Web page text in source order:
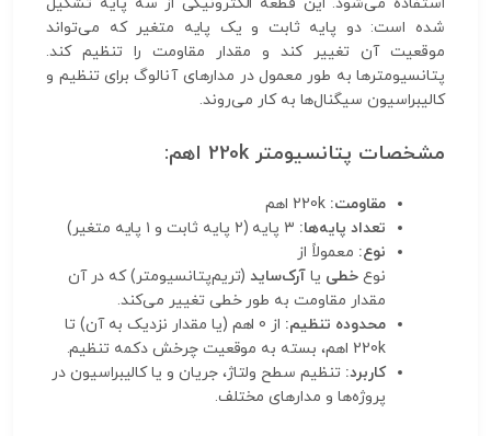
استفاده می‌شود. این قطعه الکترونیکی از سه پایه تشکیل
شده است: دو پایه ثابت و یک پایه متغیر که می‌تواند
موقعیت آن تغییر کند و مقدار مقاومت را تنظیم کند.
پتانسیومترها به طور معمول در مدارهای آنالوگ برای تنظیم و
کالیبراسیون سیگنال‌ها به کار می‌روند.
مشخصات پتانسیومتر 220k اهم:
مقاومت: 220k اهم
تعداد پایه‌ها:
نوع: معمولاً از
نوعخطی یا آرک‌ساید(تریم‌پتانسیومتر) که در آن
مقدار مقاومت به طور خطی تغییر می‌کند.
محدوده تنظیم:
از 0 اهم (یا مقدار نزدیک به آن) تا
220k اهم، بسته به موقعیت چرخش دکمه تنظیم.
کاربرد: تنظیم سطح ولتاژ، جریان و یا کالیبراسیون در
پروژه‌ها و مدارهای مختلف.